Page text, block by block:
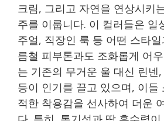
크림, 그리고 자연을 연상시키
주를 이룹니다. 이 컬러들은 일
주얼, 직장인 룩 등 어떤 스타
름철 피부톤과도 조화롭게 어
는 기존의 무거운 울 대신 린넨
등이 인기를 끌고 있으며, 이들
적한 착용감을 선사하여 더운